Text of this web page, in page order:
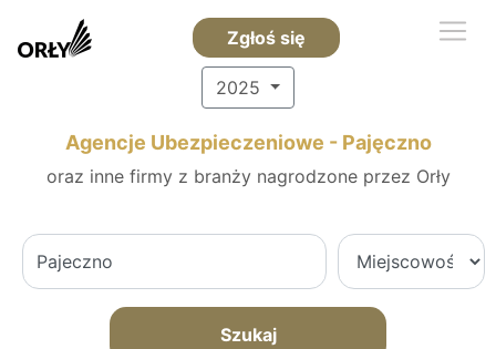
Zgłoś się
2025
Agencje Ubezpieczeniowe - Pajęczno
oraz inne firmy z branży nagrodzone przez Orły
Szukaj